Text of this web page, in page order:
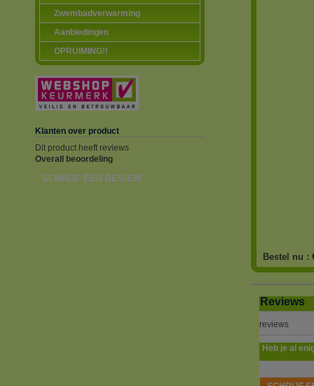
Zwembadverwarming
Aanbiedingen
OPRUIMING!!
Klanten over product
Dit product heeft reviews
Overall beoordeling
SCHRIJF EEN REVIEW
Bestel nu :
Reviews
reviews
Heb je al